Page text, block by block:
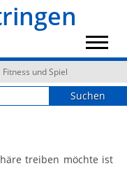
Fitness und Spiel
treiben möchte ist